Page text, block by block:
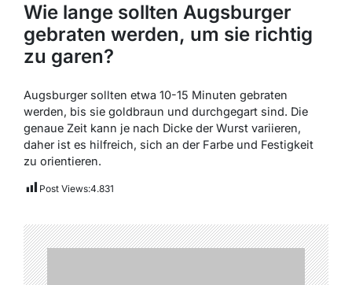
Wie lange sollten Augsburger
gebraten werden, um sie richtig
zu garen?
Augsburger sollten etwa 10-15 Minuten gebraten
werden, bis sie goldbraun und durchgegart sind. Die
genaue Zeit kann je nach Dicke der Wurst variieren,
daher ist es hilfreich, sich an der Farbe und Festigkeit
zu orientieren.
Post Views:4.831